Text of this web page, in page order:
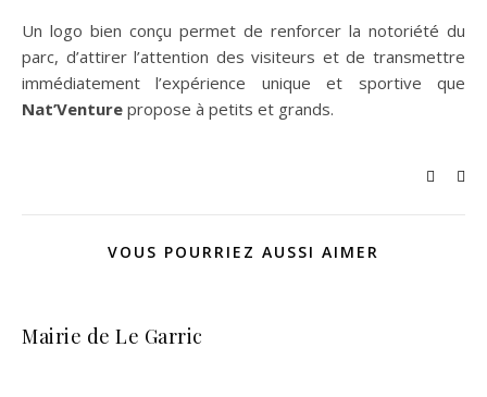
Un logo bien conçu permet de renforcer la notoriété du
parc, d’attirer l’attention des visiteurs et de transmettre
immédiatement l’expérience unique et sportive que
Nat’Venture propose à petits et grands.
VOUS POURRIEZ AUSSI AIMER
Mairie de Le Garric